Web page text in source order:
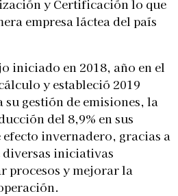
y Certificación lo que
empresa láctea del país
iniciado en 2018, año en el
y estableció 2019
su gestión de emisiones, la
del 8,9% en sus
efecto invernadero, gracias a
iniciativas
procesos y mejorar la